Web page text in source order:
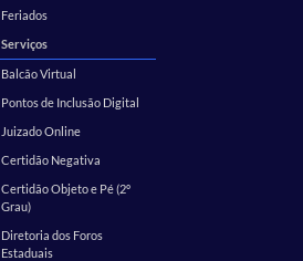
Feriados
Serviços
Balcão Virtual
Pontos de Inclusão Digital
Juizado Online
Certidão Negativa
Certidão Objeto e Pé (2º
Grau)
Diretoria dos Foros
Estaduais